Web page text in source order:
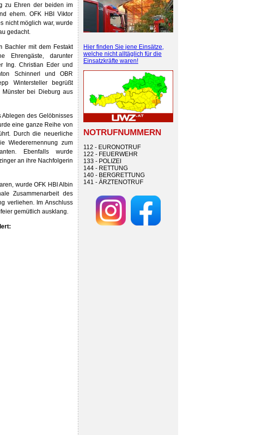
zu Ehren der beiden im
ehem. OFK HBI Viktor
nicht möglich war, wurde
gedacht.
Bachler mit dem Festakt
Ehrengäste, darunter
Ing. Christian Eder und
Schinnerl und OBR
Wintersteller begrüßt
bei Dieburg aus
des Gelöbnisses
eine ganze Reihe von
Durch die neuerliche
Wiederernennung zum
Ebenfalls wurde
an ihre Nachfolgerin
wurde OFK HBI Albin
Zusammenarbeit des
verliehen. Im Anschluss
gemütlich ausklang.
Hier finden Sie jene Einsätze,
welche nicht alltäglich für die
Einsatzkräfte waren!
NOTRUFNUMMERN
112 - EURONOTRUF
122 - FEUERWEHR
133 - POLIZEI
144 - RETTUNG
140 - BERGRETTUNG
141 - ÄRZTENOTRUF